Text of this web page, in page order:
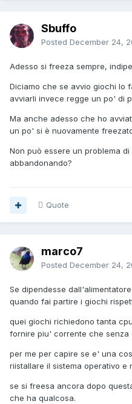
Sbuffo
Posted December 24,
Adesso si freeza sempre,
Diciamo che se avvio giochi lo
avviarli invece regge un po' di
Ma anche adesso che ho
un po' si è nuovamente
Non può essere un problema
abbandonando?
Quote
marco7
Posted December 24,
Se dipendesse
quando fai partire i giochi
quei giochi richiedono tanta
fornire piu' corrente che senza
per me per capire se e' una
riistallare il sistema operativo e
se si freesa ancora dopo
che ha qualcosa.